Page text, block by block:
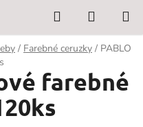
Hľadať
KOŠÍK
/ Farebné ceruzky / PABLO
farebné